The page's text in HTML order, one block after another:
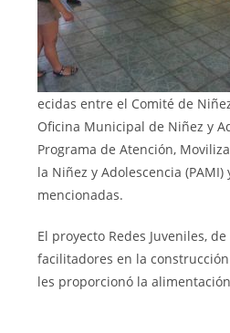
ecidas entre el Comité de
Oficina Municipal de Niñez y
Programa de Atención,
la Niñez y Adolescencia
mencionadas.
El proyecto Redes Juveniles,
facilitadores en la
les proporcionó la